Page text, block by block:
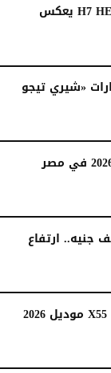
ارتفاع أسعار هافال H7 HEV 2026 يعكس
«شيري تيجو
ارتفاع أسعار شانجان إيدو 2026 في مصر
جديدة تصل إلى 16 ألف جنيه.. ارتفاع
هبوط قوي في أسعار بايك X55 موديل 2026